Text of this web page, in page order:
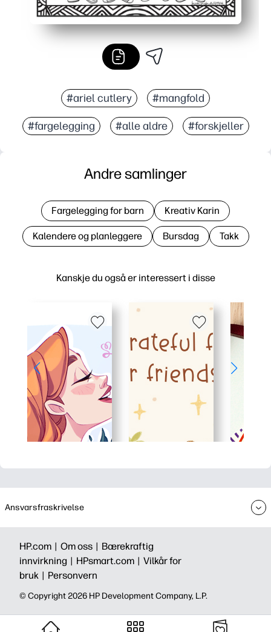
#ariel cutlery #mangfold
#fargelegging #alle aldre #forskjeller
Kanskje du også er interessert i disse
Andre samlinger
Fargelegging for barn Kreativ Karin
Kalendere og planleggere Bursdag Takk
Ansvarsfraskrivelse
HP.com | Om oss | Bærekraftig
innvirkning | HPsmart.com | Vilkår for
bruk | Personvern
© Copyright 2026 HP Development Company, L.P.